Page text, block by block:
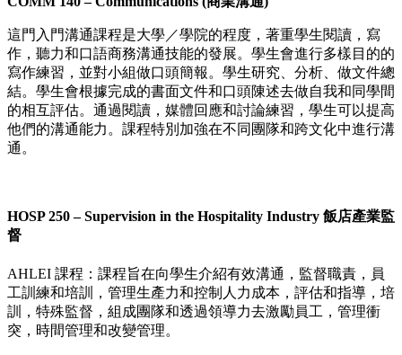
這門入門溝通課程是大學／學院的程度，著重學生閱讀，寫
作，聽力和口語商務溝通技能的發展。學生會進行多樣目的的
寫作練習，並對小組做口頭簡報。學生研究、分析、做文件總
結。學生會根據完成的書面文件和口頭陳述去做自我和同學間
的相互評估。通過閱讀，媒體回應和討論練習，學生可以提高
他們的溝通能力。課程特別加強在不同團隊和跨文化中進行溝
通。
HOSP 250 – Supervision in the Hospitality Industry 飯店產業監
督
AHLEI 課程：課程旨在向學生介紹有效溝通，監督職責，員
工訓練和培訓，管理生產力和控制人力成本，評估和指導，培
訓，特殊監督，組成團隊和透過領導力去激勵員工，管理衝
突，時間管理和改變管理。